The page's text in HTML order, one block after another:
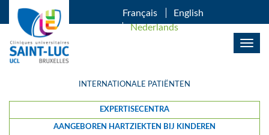
Français
English
Nederlands
INTERNATIONALE PATIËNTEN
EXPERTISECENTRA
AANGEBOREN HARTZIEKTEN BIJ KINDEREN